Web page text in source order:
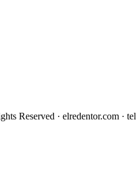
Reserved · elredentor.com ·